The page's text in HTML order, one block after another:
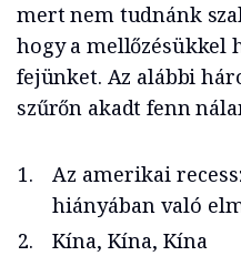
mert nem tudnánk
hogy a mellőzésükkel
fejünket. Az alábbi
szűrőn akadt fenn
Az amerikai
hiányában való
Kína, Kína, Kína